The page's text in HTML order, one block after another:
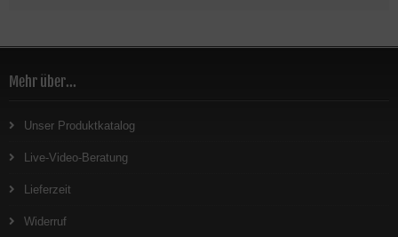
Mehr über...
Unser Produktkatalog
Live-Video-Beratung
Lieferzeit
Widerruf